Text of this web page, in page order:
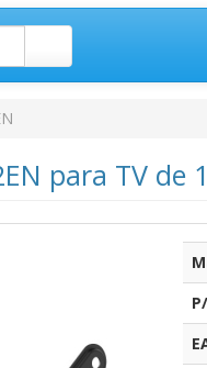
para TV de